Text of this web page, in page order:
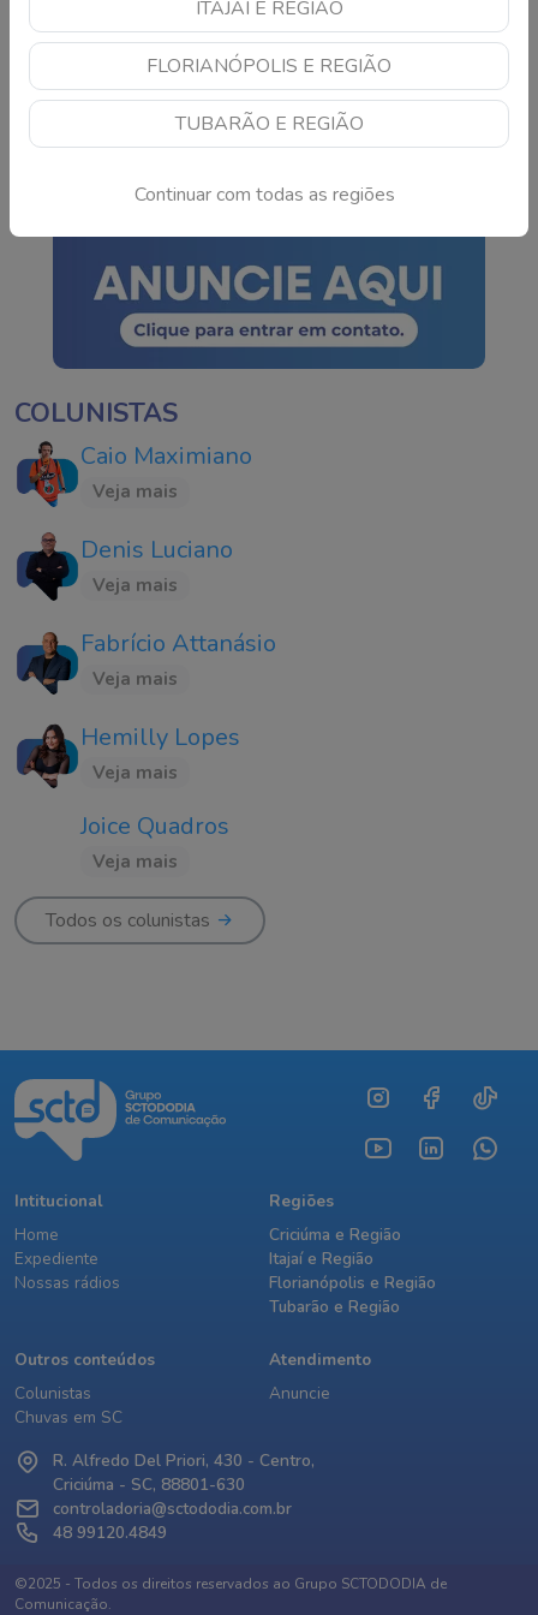
ITAJAÍ E REGIÃO
FLORIANÓPOLIS E REGIÃO
TUBARÃO E REGIÃO
Continuar com todas as regiões
TSE cria conselho para
monitorar IA e fake news
nas eleições de 2026
Continue lendo
COLUNISTAS
Caio Maximiano
Veja mais
Denis Luciano
Veja mais
Fabrício Attanásio
Veja mais
Hemilly Lopes
Veja mais
Joice Quadros
Veja mais
Todos os colunistas
Intitucional
Home
Expediente
Nossas rádios
Regiões
Criciúma e Região
Itajaí e Região
Florianópolis e Região
Tubarão e Região
Outros conteúdos
Colunistas
Chuvas em SC
Atendimento
Anuncie
R. Alfredo Del Priori, 430 - Centro,
Criciúma - SC, 88801-630
controladoria@sctododia.com.br
48 99120.4849
©2025 - Todos os direitos reservados ao Grupo SCTODODIA de
Comunicação.